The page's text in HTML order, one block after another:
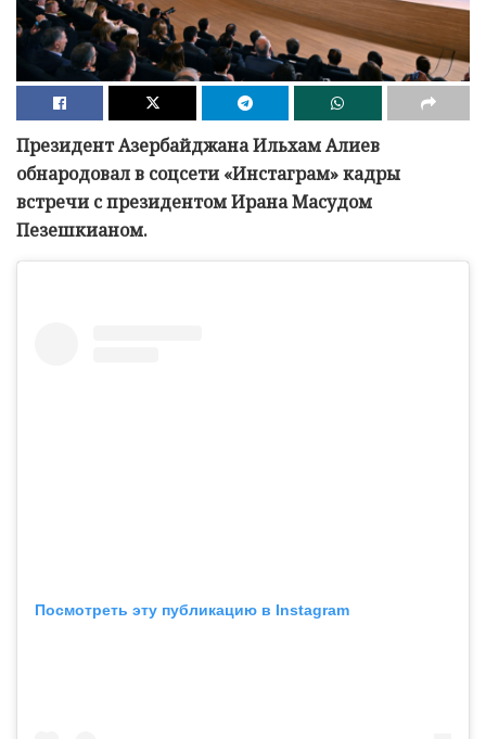
Президент Азербайджана Ильхам Алиев
обнародовал в соцсети «Инстаграм» кадры
встречи с президентом Ирана Масудом
Пезешкианом.
Посмотреть эту публикацию в Instagram